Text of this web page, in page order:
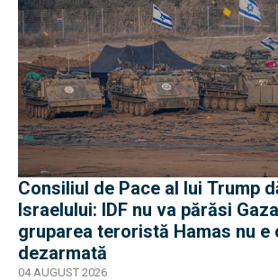
Consiliul de Pace al lui Trump
Israelului: IDF nu va părăsi
gruparea teroristă Hamas nu e
dezarmată
04 AUGUST 2026